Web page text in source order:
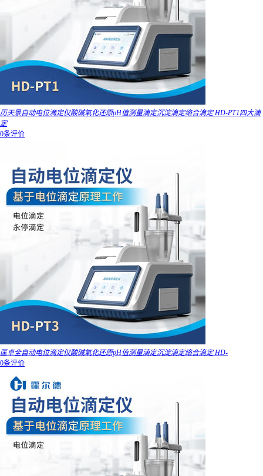
历天景自动电位滴定仪酸碱氧化还原pH值测量滴定沉淀滴定络合滴定 HD-PT1四大滴
定
0条评价
匡卓全自动电位滴定仪酸碱氧化还原pH值测量滴定沉淀滴定络合滴定 HD-
0条评价